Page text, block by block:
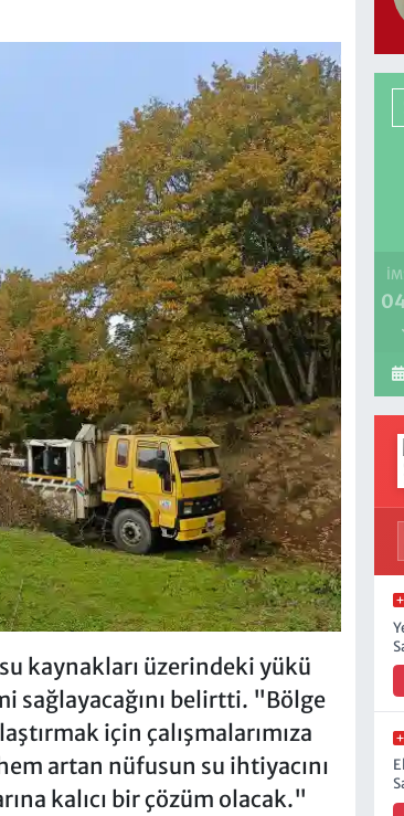
kaynakları üzerindeki yükü
sağlayacağını belirtti. "Bölge
için çalışmalarımıza
artan nüfusun su ihtiyacını
kalıcı bir çözüm olacak."